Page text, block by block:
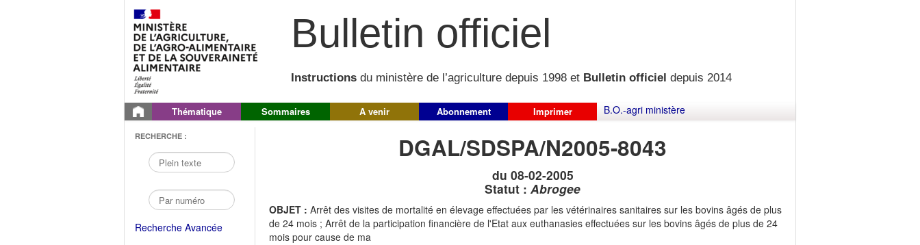
Bulletin officiel
Instructions du ministère de l’agriculture depuis 1998 et Bulletin officiel depuis 2014
Thématique Sommaires A venir Abonnement Imprimer B.O.-agri ministère
RECHERCHE :
Recherche Avancée
DGAL/SDSPA/N2005-8043
du 08-02-2005
Statut : Abrogee
OBJET : Arrêt des visites de mortalité en élevage effectuées par les vétérinaires sanitaires sur les bovins âgés de plus
de 24 mois ; Arrêt de la participation financière de l'Etat aux euthanasies effectuées sur les bovins âgés de plus de 24
mois pour cause de ma